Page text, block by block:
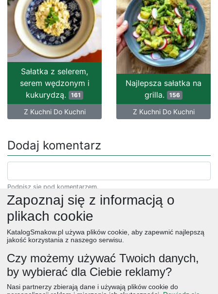
Sałatka z selerem,
serem wędzonym i
kukurydzą. 161
Z Kuchni Do Kuchni
Najlepsza sałatka na
grilla. 156
Z Kuchni Do Kuchni
Dodaj komentarz
Podpisz się pod komentarzem.
desery
Zapoznaj się z informacją o
plikach cookie
KatalogSmakow.pl używa plików cookie, aby zapewnić najlepszą
jakość korzystania z naszego serwisu.
Czy możemy używać Twoich danych,
by wybierać dla Ciebie reklamy?
Nasi partnerzy zbierają dane i używają plików cookie do